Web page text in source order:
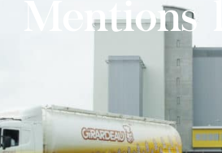
Nos engagements
Mentions